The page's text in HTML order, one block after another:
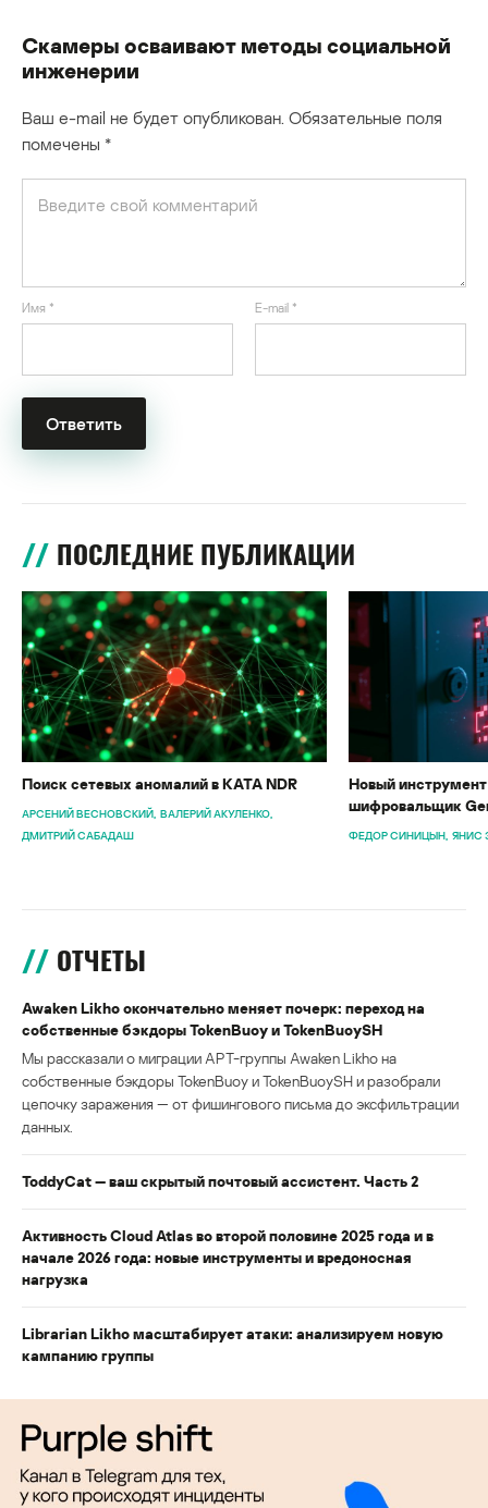
Скамеры осваивают методы социальной
инженерии
Ваш e-mail не будет опубликован. Обязательные поля
помечены *
Имя * E-mail *
ПОСЛЕДНИЕ ПУБЛИКАЦИИ
Поиск сетевых аномалий в KATA NDR
АРСЕНИЙ ВЕСНОВСКИЙ ВАЛЕРИЙ АКУЛЕНКО
ДМИТРИЙ САБАДАШ
Новый
шифровальщик
ФЕДОР СИНИЦЫН ЯНИС
ОТЧЕТЫ
Awaken Likho окончательно меняет почерк: переход на
собственные бэкдоры TokenBuoy и TokenBuoySH
Мы рассказали о миграции APT-группы Awaken Likho на
собственные бэкдоры TokenBuoy и TokenBuoySH и разобрали
цепочку заражения — от фишингового письма до эксфильтрации
данных.
ToddyCat — ваш скрытый почтовый ассистент. Часть 2
Активность Cloud Atlas во второй половине 2025 года и в
начале 2026 года: новые инструменты и вредоносная
нагрузка
Librarian Likho масштабирует атаки: анализируем новую
кампанию группы